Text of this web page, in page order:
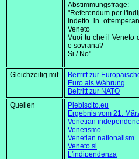
Abstimmungsfrage:
"Referendum per
indetto in
Veneto
Vuoi tu che il Veneto
e sovrana?
Si / No"
Gleichzeitig mit
Beitritt zur
Euro als Währung
Beitritt zur NATO
Quellen
Plebiscito.eu
Ergebnis vom 21.
Venetian
Venetismo
Venetian nationalism
Veneto si
L'indipendenza